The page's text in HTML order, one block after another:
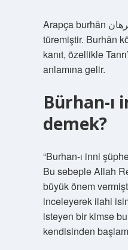
Arapça burhān برهان kelimesinden
türemiştir. Burhān
kanıt, özellikle
anlamına gelir.
Bürhan-ı
demek?
“Burhan-ı inni
Bu sebeple Allah
büyük önem
inceleyerek ilahi
isteyen bir kimse
kendisinden